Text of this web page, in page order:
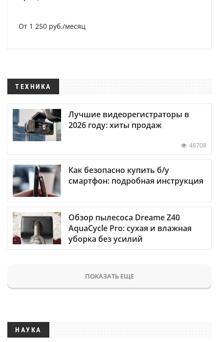
От 1 250 руб./месяц
ТЕХНИКА
Лучшие видеорегистраторы в
2026 году: хиты продаж
48708
Как безопасно купить б/у
смартфон: подробная инструкция
Обзор пылесоса Dreame Z40
AquaCycle Pro: сухая и влажная
уборка без усилий
ПОКАЗАТЬ ЕЩЕ
НАУКА